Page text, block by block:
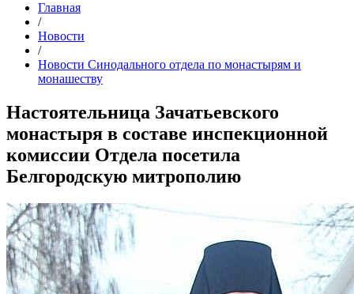
Главная
/
Новости
/
Новости Синодального отдела по монастырям и
монашеству
Настоятельница Зачатьевского
монастыря в составе инспекционной
комиссии Отдела посетила
Белгородскую митрополию